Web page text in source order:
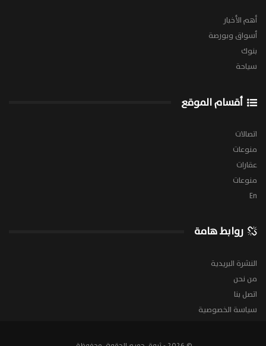
أهم الأخبار
أسواق وبورصة
بنوك
سياحة
أقسام الموقع
اتصالات
منوعات
عقارات
منوعات
En
روابط هامة
النشرة البريدية
من نحن
اتصل بنا
سياسة الخصوصية